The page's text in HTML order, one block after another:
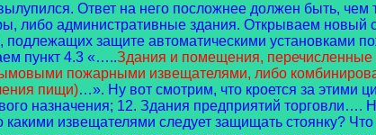
Ответ на него посложнее должен быть,
либо административные здания. Открываем
защите автоматическими установками
пункт 4.3 «…..Здания и помещения, перечисленные
пожарными извещателями, либо
пищи)…». Ну вот смотрим, что кроется за этими
назначения; 12. Здания предприятий торговли….
извещателями следует защищать стоянку?